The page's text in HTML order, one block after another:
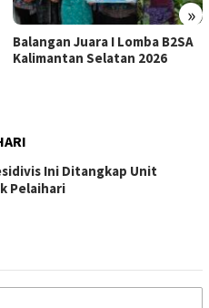
»
Balangan Juara I Lomba B2SA
Kalimantan Selatan 2026
Ini Ditangkap Unit
Pelaihari